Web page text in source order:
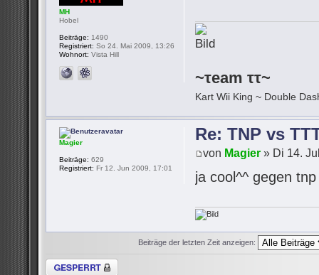
~τeam ττ~
Kart Wii King ~ Double
MH
Hobel
Beiträge: 1490
Registriert: So 24. Mai 2009, 13:26
Wohnort: Vista Hill
Re: TNP vs
von Magier » Di 14.
ja cool^^ gegen
Magier
Beiträge: 629
Registriert: Fr 12. Jun 2009, 17:01
Beiträge der letzten Zeit anzeigen:
Thema gesperrt